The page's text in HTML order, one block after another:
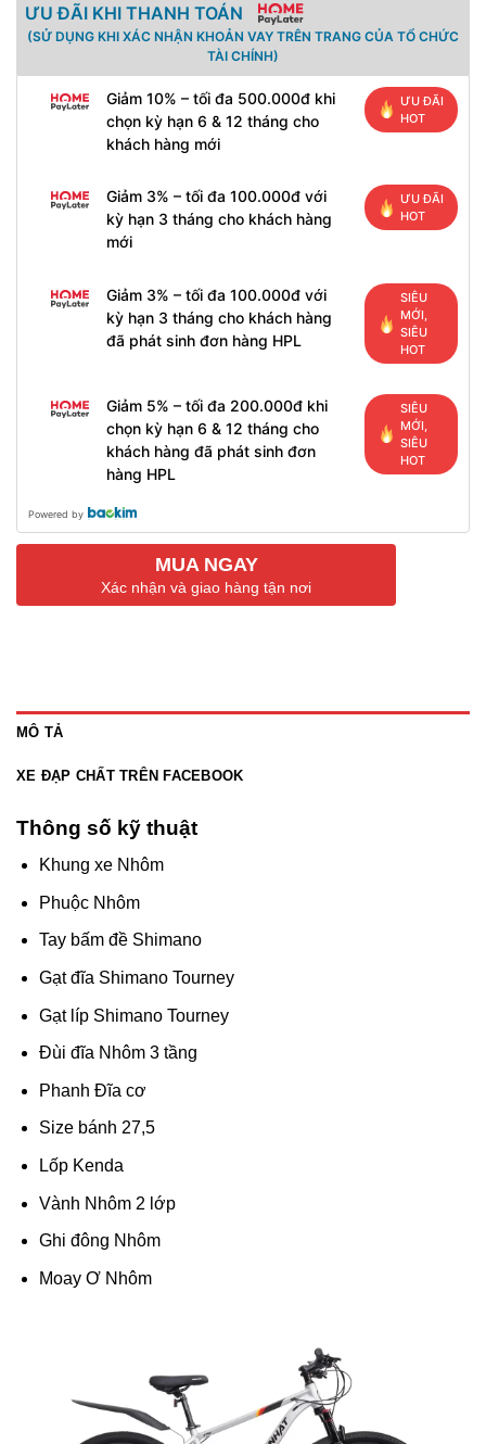
ƯU ĐÃI KHI THANH TOÁN
(SỬ DỤNG KHI XÁC NHẬN KHOẢN VAY TRÊN TRANG CỦA TỔ CHỨC
TÀI CHÍNH)
Giảm 10% – tối đa 500.000đ khi
chọn kỳ hạn 6 & 12 tháng cho
khách hàng mới
ƯU ĐÃI
HOT
Giảm 3% – tối đa 100.000đ với
kỳ hạn 3 tháng cho khách hàng
mới
ƯU ĐÃI
HOT
Giảm 3% – tối đa 100.000đ với
kỳ hạn 3 tháng cho khách hàng
đã phát sinh đơn hàng HPL
SIÊU
MỚI,
SIÊU
HOT
Giảm 5% – tối đa 200.000đ khi
chọn kỳ hạn 6 & 12 tháng cho
khách hàng đã phát sinh đơn
hàng HPL
SIÊU
MỚI,
SIÊU
HOT
Powered by
MUA NGAY
Xác nhận và giao hàng tận nơi
MÔ TẢ
XE ĐẠP CHẤT TRÊN FACEBOOK
Thông số kỹ thuật
Khung xe Nhôm
Phuộc Nhôm
Tay bấm đề Shimano
Gạt đĩa Shimano Tourney
Gạt líp Shimano Tourney
Đùi đĩa Nhôm 3 tầng
Phanh Đĩa cơ
Size bánh 27,5
Lốp Kenda
Vành Nhôm 2 lớp
Ghi đông Nhôm
Moay Ơ Nhôm